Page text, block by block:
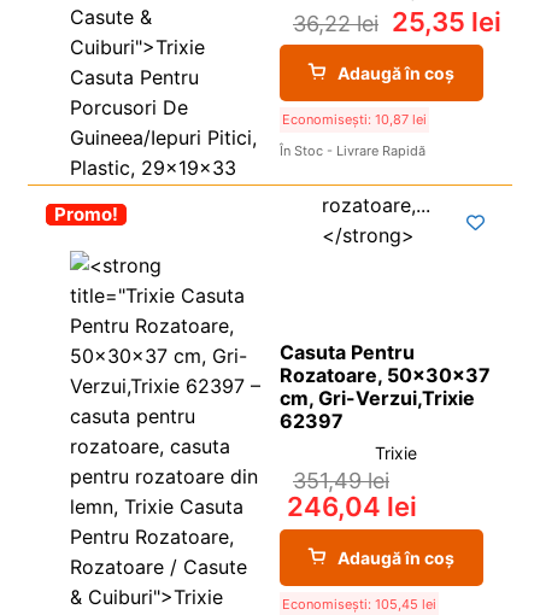
36,22lei 25,35 lei
Adaugă în coș
Economisești: 10,87 lei
În Stoc - Livrare Rapidă
-30%
Promo!
Casuta Pentru
Rozatoare, 50x30x37
cm, Gri-Verzui,Trixie
62397
Trixie
351,49lei
246,04 lei
Adaugă în coș
Economisești: 105,45 lei